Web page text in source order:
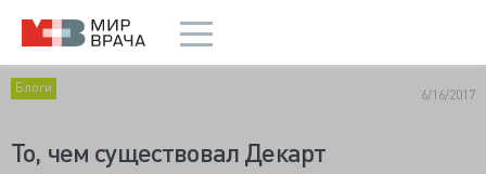
Блоги 6/16/2017
То, чем существовал Декарт